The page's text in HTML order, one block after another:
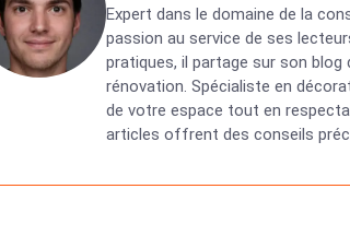
Expert dans le domaine de la
passion au service de ses
pratiques, il partage sur son
rénovation. Spécialiste en
de votre espace tout en
articles offrent des conseils